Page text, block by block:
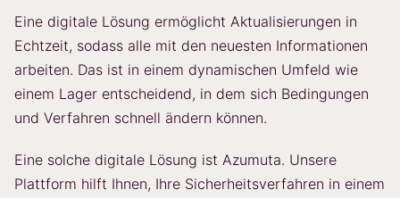
Eine digitale Lösung ermöglicht Aktualisierungen in
Echtzeit, sodass alle mit den neuesten Informationen
arbeiten. Das ist in einem dynamischen Umfeld wie
einem Lager entscheidend, in dem sich Bedingungen
und Verfahren schnell ändern können.
Eine solche digitale Lösung ist Azumuta. Unsere
Plattform hilft Ihnen, Ihre Sicherheitsverfahren in einem